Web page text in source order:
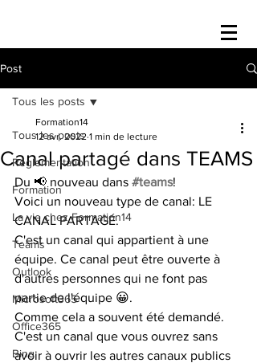
Post
Tous les posts
Réglementation
Formation
La vie chez Formation14
Teams
Outlook
Microsoft365
Office365
Bing
Tous les posts
Canal partagé dans TEAMS
Formation14
12 avr. 2022 1 min de lecture
Du 📢 nouveau dans #teams!
Voici un nouveau type de canal: LE
CANAL PARTAGÉ.
C'est un canal qui appartient à une
équipe. Ce canal peut être ouverte à
d'autres personnes qui ne font pas
partie de l'équipe 😀.
Comme cela a souvent été demandé.
C'est un canal que vous ouvrez sans
avoir à ouvrir les autres canaux publics